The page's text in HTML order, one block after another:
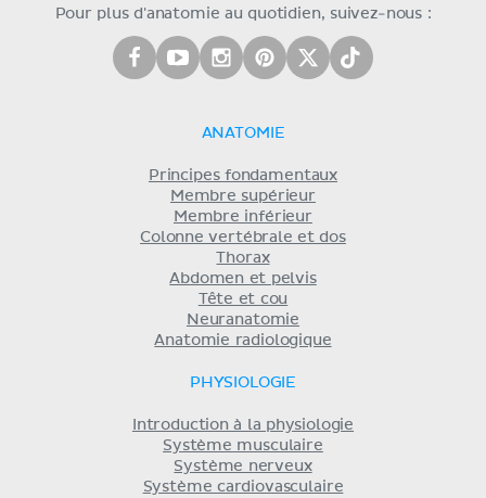
Pour plus d'anatomie au quotidien, suivez-nous :
ANATOMIE
Principes fondamentaux
Membre supérieur
Membre inférieur
Colonne vertébrale et dos
Thorax
Abdomen et pelvis
Tête et cou
Neuranatomie
Anatomie radiologique
PHYSIOLOGIE
Introduction à la physiologie
Système musculaire
Système nerveux
Système cardiovasculaire